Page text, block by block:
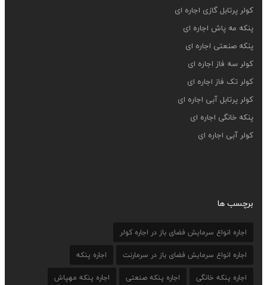
کولر پرتابل گازی اجاره ای
پنکه مه پاش اجاره ای
پنکه صنعتی اجاره ای
کولر سه فاز اجاره ای
کولر تک فاز اجاره ای
کولر پرتابل آبی اجاره ای
پنکه خانگی اجاره ای
کولر آبی اجاره ای
برچسب ها
اجاره انواع سرمایش فضای باز در اجاره کولر
اجاره انواع سرمایش فضای باز در سرمارنت
اجاره پنکه
اجاره پنکه خانگی
اجاره پنکه صنعتی
اجاره پنکه مهپاش